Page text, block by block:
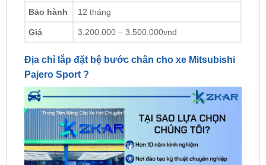
Địa chỉ lắp đặt bệ bước chân cho xe Mitsubishi